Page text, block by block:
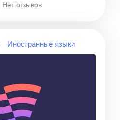
Нет отзывов
Иностранные языки